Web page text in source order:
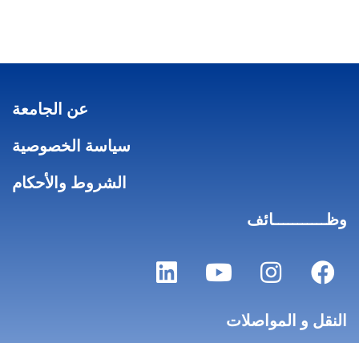
عن الجامعة
سياسة الخصوصية
الشروط والأحكام
وظـــــــــــائف
النقل و المواصلات